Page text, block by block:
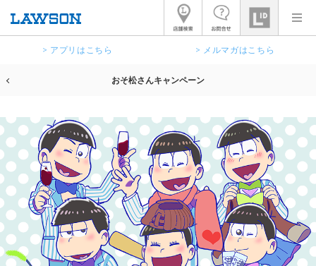
> アプリはこちら > メルマガはこちら
おそ松さんキャンペーン